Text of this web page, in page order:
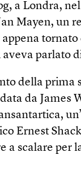
a Londra,
Mayen, un
parlato
della prima
da James
Ernest
a scalare per